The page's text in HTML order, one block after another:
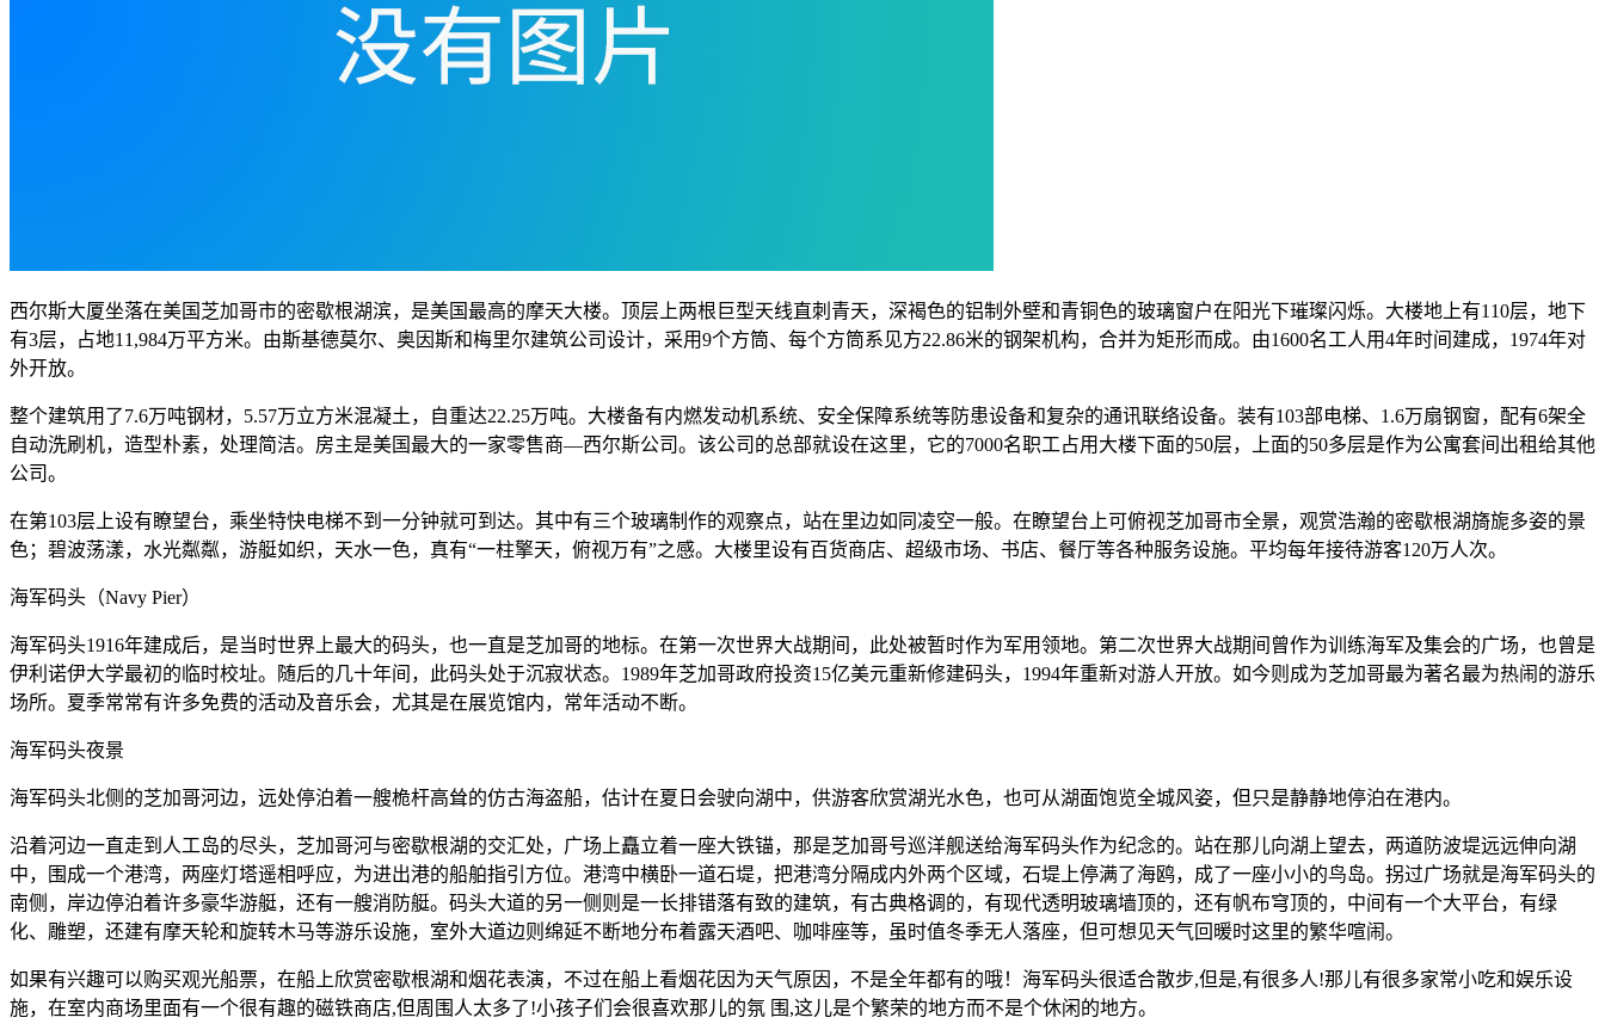
西尔斯大厦坐落在美国芝加哥市的密歇根湖滨，是美国最高的摩天大楼。顶层上两根巨型天线直刺青天，深褐色的铝制外壁和青铜色的玻璃窗户在阳光下璀璨闪烁。大楼地上有110层，地下
有3层，占地11,984万平方米。由斯基德莫尔、奥因斯和梅里尔建筑公司设计，采用9个方筒、每个方筒系见方22.86米的钢架机构，合并为矩形而成。由1600名工人用4年时间建成，1974年对
外开放。
整个建筑用了7.6万吨钢材，5.57万立方米混凝土，自重达22.25万吨。大楼备有内燃发动机系统、安全保障系统等防患设备和复杂的通讯联络设备。装有103部电梯、1.6万扇钢窗，配有6架全
自动洗刷机，造型朴素，处理简洁。房主是美国最大的一家零售商―西尔斯公司。该公司的总部就设在这里，它的7000名职工占用大楼下面的50层，上面的50多层是作为公寓套间出租给其他
公司。
在第103层上设有瞭望台，乘坐特快电梯不到一分钟就可到达。其中有三个玻璃制作的观察点，站在里边如同凌空一般。在瞭望台上可俯视芝加哥市全景，观赏浩瀚的密歇根湖旖旎多姿的景
色；碧波荡漾，水光粼粼，游艇如织，天水一色，真有“一柱擎天，俯视万有”之感。大楼里设有百货商店、超级市场、书店、餐厅等各种服务设施。平均每年接待游客120万人次。
海军码头（Navy Pier）
海军码头1916年建成后，是当时世界上最大的码头，也一直是芝加哥的地标。在第一次世界大战期间，此处被暂时作为军用领地。第二次世界大战期间曾作为训练海军及集会的广场，也曾是
伊利诺伊大学最初的临时校址。随后的几十年间，此码头处于沉寂状态。1989年芝加哥政府投资15亿美元重新修建码头，1994年重新对游人开放。如今则成为芝加哥最为著名最为热闹的游乐
场所。夏季常常有许多免费的活动及音乐会，尤其是在展览馆内，常年活动不断。
海军码头夜景
海军码头北侧的芝加哥河边，远处停泊着一艘桅杆高耸的仿古海盗船，估计在夏日会驶向湖中，供游客欣赏湖光水色，也可从湖面饱览全城风姿，但只是静静地停泊在港内。
沿着河边一直走到人工岛的尽头，芝加哥河与密歇根湖的交汇处，广场上矗立着一座大铁锚，那是芝加哥号巡洋舰送给海军码头作为纪念的。站在那儿向湖上望去，两道防波堤远远伸向湖
中，围成一个港湾，两座灯塔遥相呼应，为进出港的船舶指引方位。港湾中横卧一道石堤，把港湾分隔成内外两个区域，石堤上停满了海鸥，成了一座小小的鸟岛。拐过广场就是海军码头的
南侧，岸边停泊着许多豪华游艇，还有一艘消防艇。码头大道的另一侧则是一长排错落有致的建筑，有古典格调的，有现代透明玻璃墙顶的，还有帆布穹顶的，中间有一个大平台，有绿
化、雕塑，还建有摩天轮和旋转木马等游乐设施，室外大道边则绵延不断地分布着露天酒吧、咖啡座等，虽时值冬季无人落座，但可想见天气回暖时这里的繁华喧闹。
如果有兴趣可以购买观光船票，在船上欣赏密歇根湖和烟花表演，不过在船上看烟花因为天气原因，不是全年都有的哦！海军码头很适合散步,但是,有很多人!那儿有很多家常小吃和娱乐设
施，在室内商场里面有一个很有趣的磁铁商店,但周围人太多了!小孩子们会很喜欢那儿的氛 围,这儿是个繁荣的地方而不是个休闲的地方。